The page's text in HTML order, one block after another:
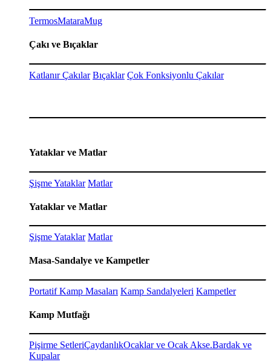
TermosMataraMug
Çakı ve Bıçaklar
Katlanır Çakılar Bıçaklar Çok Fonksiyonlu Çakılar
Yataklar ve Matlar
Şişme Yataklar Matlar
Yataklar ve Matlar
Şişme Yataklar Matlar
Masa-Sandalye ve Kampetler
Portatif Kamp Masaları Kamp Sandalyeleri Kampetler
Kamp Mutfağı
Pişirme SetleriÇaydanlıkOcaklar ve Ocak Akse.Bardak ve
Kupalar